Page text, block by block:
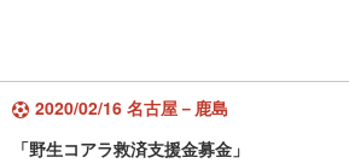
2020/02/16 名古屋－鹿島
「野生コアラ救済支援金募金」